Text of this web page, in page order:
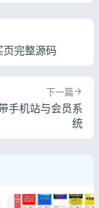
完整源码
下一篇
手机站与会员系
统